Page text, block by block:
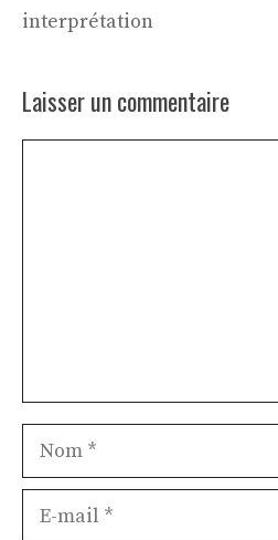
interprétation
Laisser un commentaire
Nom